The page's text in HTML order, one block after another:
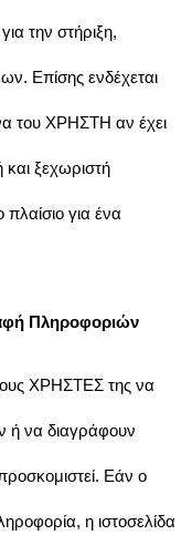
την στήριξη,
Επίσης ενδέχεται
του ΧΡΗΣΤΗ αν έχει
ξεχωριστή
για ένα
Πληροφοριών
τους ΧΡΗΣΤΕΣ της να
ή να διαγράφουν
Εάν ο
η ιστοσελίδα